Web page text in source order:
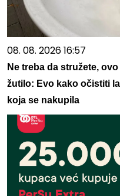
08. 08. 2026 16:57
Ne treba da stružete,
žutilo: Evo kako očistiti
koja se nakupila